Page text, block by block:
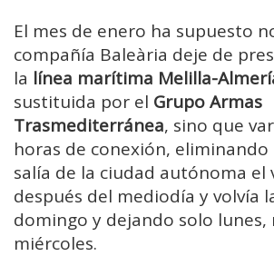
El mes de enero ha supuesto
compañía Baleària deje de
la línea marítima Melilla-
sustituida por el Grupo Armas
Trasmediterránea, sino que
horas de conexión,
salía de la ciudad autónoma el
después del mediodía y volvía
domingo y dejando solo lunes,
miércoles.